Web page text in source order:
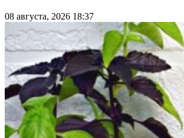
08 августа, 2026 18:37